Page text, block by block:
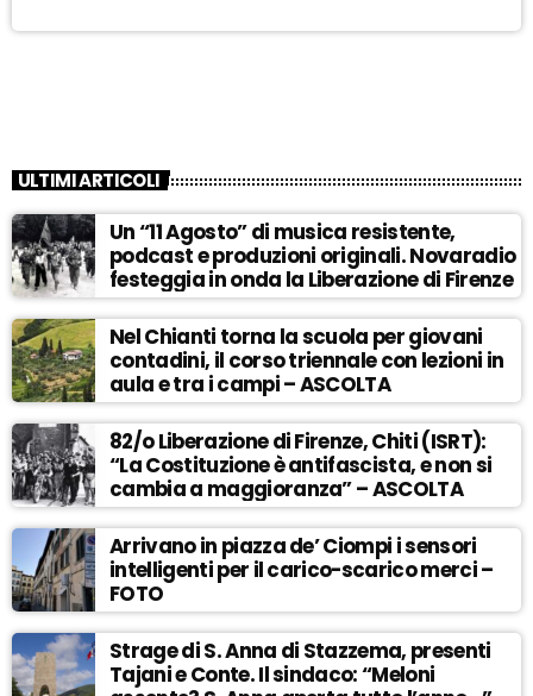
ULTIMI ARTICOLI
Un “11 Agosto” di musica resistente,
podcast e produzioni originali. Novaradio
festeggia in onda la Liberazione di Firenze
Nel Chianti torna la scuola per giovani
contadini, il corso triennale con lezioni in
aula e tra i campi – ASCOLTA
82/o Liberazione di Firenze, Chiti (ISRT):
“La Costituzione è antifascista, e non si
cambia a maggioranza” – ASCOLTA
Arrivano in piazza de’ Ciompi i sensori
intelligenti per il carico-scarico merci –
FOTO
Strage di S. Anna di Stazzema, presenti
Tajani e Conte. Il sindaco: “Meloni